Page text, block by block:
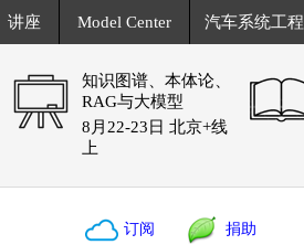
讲座 Model Center 汽车系统工程
知识图谱、本体论、
RAG与大模型
8月22-23日 北京+线
上
订阅 捐助